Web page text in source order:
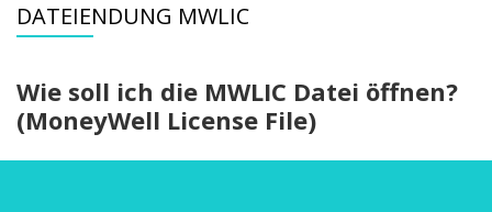
DATEIENDUNG MWLIC
Wie soll ich die MWLIC Datei öffnen?
(MoneyWell License File)